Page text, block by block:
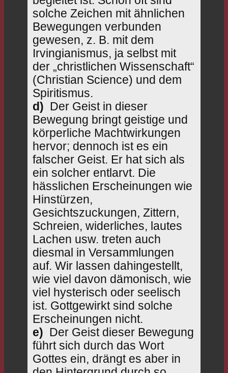
solche Zeichen mit ähnlichen
Bewegungen verbunden
gewesen, z. B. mit dem
Irvingianismus, ja selbst mit
der „christlichen Wissenschaft“
(Christian Science) und dem
Spiritismus.
d) Der Geist in dieser
Bewegung bringt geistige und
körperliche Machtwirkungen
hervor; dennoch ist es ein
falscher Geist. Er hat sich als
ein solcher entlarvt. Die
hässlichen Erscheinungen wie
Hinstürzen,
Gesichtszuckungen, Zittern,
Schreien, widerliches, lautes
Lachen usw. treten auch
diesmal in Versammlungen
auf. Wir lassen dahingestellt,
wie viel davon dämonisch, wie
viel hysterisch oder seelisch
ist. Gottgewirkt sind solche
Erscheinungen nicht.
e) Der Geist dieser Bewegung
führt sich durch das Wort
Gottes ein, drängt es aber in